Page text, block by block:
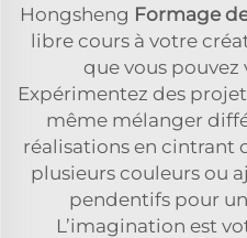
Hongsheng Formage
libre cours à votre
que vous pouvez
Expérimentez des
même mélanger
réalisations en cintrant
plusieurs couleurs ou
pendentifs pour
L’imagination est